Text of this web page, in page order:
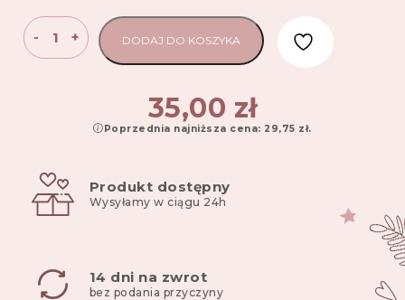
-
ilość
Poszewka
karmienia
rogal
CuMint
+ DODAJ DO KOSZYKA
35,00 zł
Poprzednia najniższa cena: 29,75 zł.
Produkt dostępny
Wysyłamy w ciągu 24h
14 dni na zwrot
bez podania przyczyny